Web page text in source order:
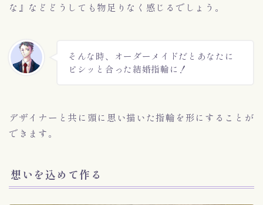
な』などどうしても物足りなく感じるでしょう。
そんな時、オーダーメイドだとあなたに
ピシッと合った結婚指輪に！
デザイナーと共に頭に思い描いた指輪を形にすることが
できます。
想いを込めて作る